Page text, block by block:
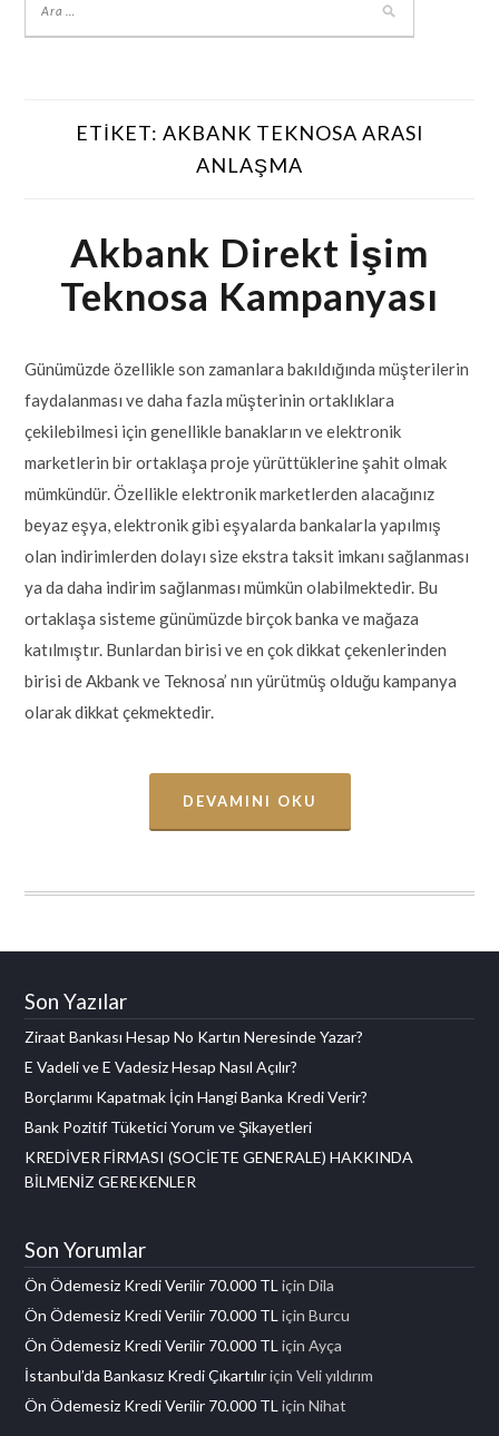
ETIKET: AKBANK TEKNOSA ARASI
ANLAŞMA
Akbank Direkt İşim
Teknosa Kampanyası
Günümüzde özellikle son zamanlara bakıldığında müşterilerin
faydalanması ve daha fazla müşterinin ortaklıklara
çekilebilmesi için genellikle banakların ve elektronik
marketlerin bir ortaklaşa proje yürüttüklerine şahit olmak
mümkündür. Özellikle elektronik marketlerden alacağınız
beyaz eşya, elektronik gibi eşyalarda bankalarla yapılmış
olan indirimlerden dolayı size ekstra taksit imkanı sağlanması
ya da daha indirim sağlanması mümkün olabilmektedir. Bu
ortaklaşa sisteme günümüzde birçok banka ve mağaza
katılmıştır. Bunlardan birisi ve en çok dikkat çekenlerinden
birisi de Akbank ve Teknosa’ nın yürütmüş olduğu kampanya
olarak dikkat çekmektedir.
DEVAMINI OKU
Son Yazılar
Ziraat Bankası Hesap No Kartın Neresinde Yazar?
E Vadeli ve E Vadesiz Hesap Nasıl Açılır?
Borçlarımı Kapatmak İçin Hangi Banka Kredi Verir?
Bank Pozitif Tüketici Yorum ve Şikayetleri
KREDİVER FİRMASI (SOCİETE GENERALE) HAKKINDA
BİLMENİZ GEREKENLER
Son Yorumlar
Ön Ödemesiz Kredi Verilir 70.000 TL içinDila
Ön Ödemesiz Kredi Verilir 70.000 TL içinBurcu
Ön Ödemesiz Kredi Verilir 70.000 TL içinAyça
İstanbul’da Bankasız Kredi ÇıkartılıriçinVeli yıldırım
Ön Ödemesiz Kredi Verilir 70.000 TL içinNihat